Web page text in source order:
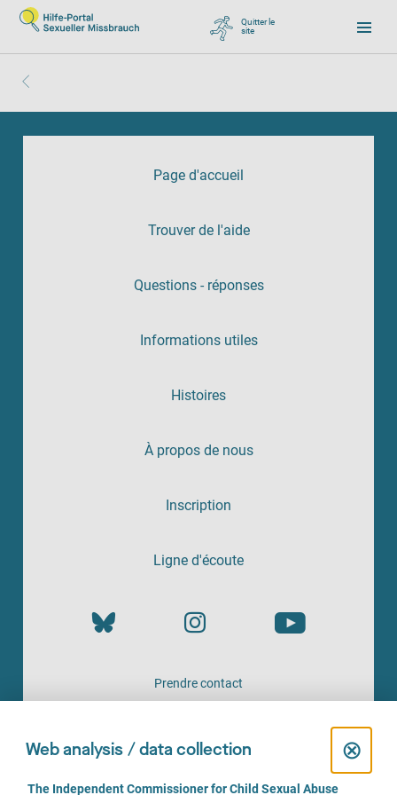
Quitter le
site, zu Google wechseln
Page d'accueil
Trouver de l'aide
Questions - réponses
Informations utiles
Histoires
À propos de nous
Inscription
Ligne d'écoute
Prendre contact
UN SERVICE PROPOSÉ PAR
Web analysis / data collection ⊗
C
l
C
The Independent Commissioner for Child Sexual Abuse